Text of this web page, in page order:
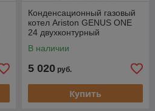
Конденсационный газовый
котел Ariston GENUS ONE
24 двухконтурный
В наличии
5 020 руб.
Купить